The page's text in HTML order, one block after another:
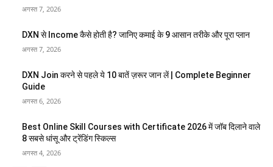
अगस्त 7, 2026
DXN से Income कैसे होती है? जानिए कमाई के 9 आसान तरीके और पूरा प्लान
अगस्त 7, 2026
DXN Join करने से पहले ये 10 बातें ज़रूर जान लें | Complete Beginner
Guide
अगस्त 6, 2026
Best Online Skill Courses with Certificate 2026 में जॉब दिलाने वाले
8 सबसे धांसू और ट्रेंडिंग स्किल्स
अगस्त 4, 2026